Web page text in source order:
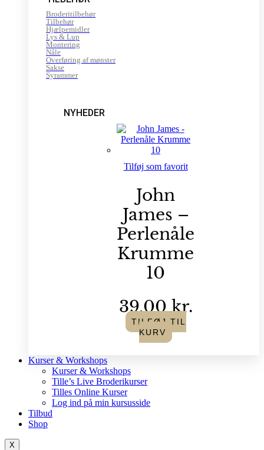
Broderitilbehør
Tilbehør
Hjælpemidler
Lys & Lup
Montering
Nåle
Overføring af mønster
Sakse
Syrammer
NYHEDER
Tilføj som favorit
John
James –
Perlenåle
Krumme
10
39,00kr.
TILFØJ TIL
KURV
Kurser & Workshops
Kurser & Workshops
Tille’s Live Broderikurser
Tilles Online Kurser
Log ind på min kursusside
Tilbud
Shop
X